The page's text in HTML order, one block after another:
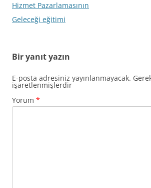
Hizmet Pazarlamasının
Geleceği eğitimi
Bir yanıt yazın
E-posta adresiniz yayınlanmayacak.
işaretlenmişlerdir
Yorum *